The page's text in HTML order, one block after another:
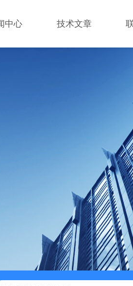
中心 技术文章